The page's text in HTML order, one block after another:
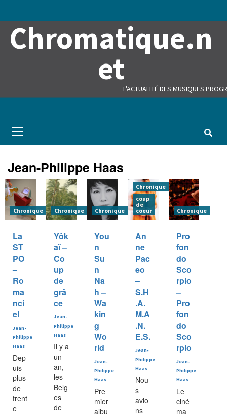
Chromatique.n
et
L'ACTUALITÉ DES MUSIQUES
Menu
Jean-Philippe Haas
Chronique
La
ST
PO
–
Ro
ma
nci
el
Jean-
Philippe
Haas
Dep
uis
plus
de
trent
e
Chronique
Yôk
aï –
Co
up
de
grâ
ce
Jean-
Philippe
Haas
Il y a
un
an,
les
Belg
es
de
Chronique
You
n
Su
n
Na
h –
Wa
kin
g
Wo
rld
Jean-
Philippe
Haas
Pre
mier
albu
Chronique
coup
de
coeur
An
ne
Pac
eo
–
S.H
.A.
M.A
.N.
E.S.
Jean-
Philippe
Haas
Nou
s
avio
ns
Chronique
Pro
fon
do
Sco
rpio
–
Pro
fon
do
Sco
rpio
Jean-
Philippe
Haas
Le
ciné
ma